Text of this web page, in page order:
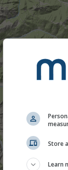
Store
Learn